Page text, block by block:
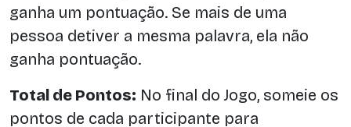
ganha um pontuação. Se mais de uma
pessoa detiver a mesma palavra, ela não
ganha pontuação.
Total de Pontos: No final do Jogo, someie os
pontos de cada participante para